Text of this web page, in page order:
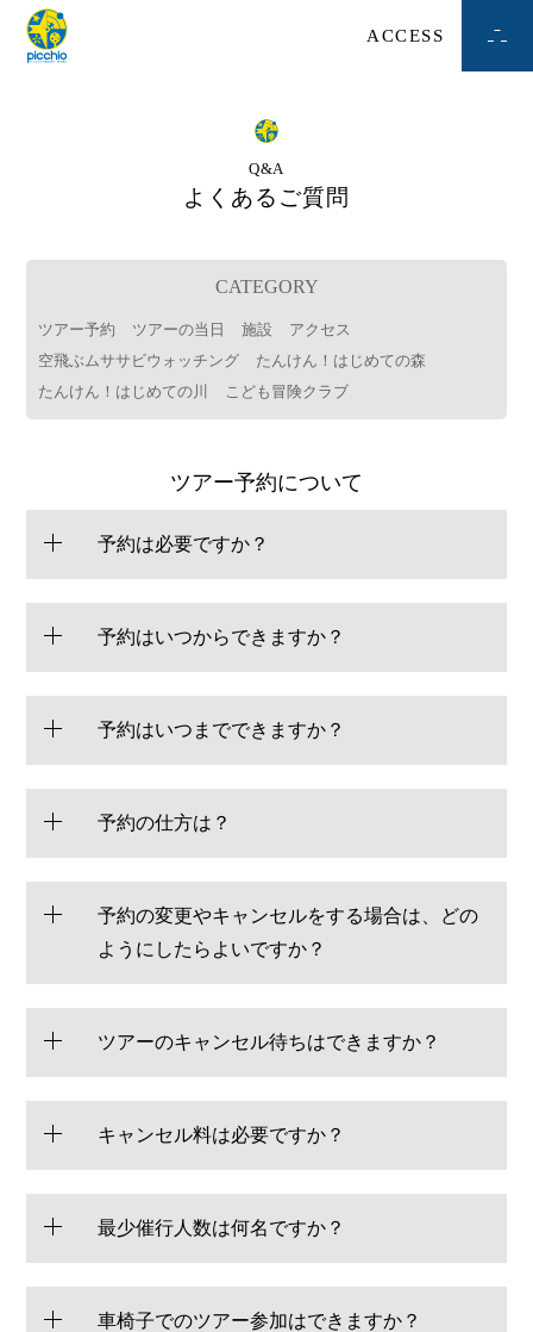
ACCESS
Q&A
よくあるご質問
CATEGORY
ツアー予約 ツアーの当日 施設
アクセス
空飛ぶムササビウォッチング
たんけん！はじめての森
たんけん！はじめての川
こども冒険クラブ
ツアー予約について
予約は必要ですか？
予約はいつからできますか？
予約はいつまでできますか？
予約の仕方は？
予約の変更やキャンセルをする場合は、どの
ようにしたらよいですか？
ツアーのキャンセル待ちはできますか？
キャンセル料は必要ですか？
最少催行人数は何名ですか？
車椅子でのツアー参加はできますか？